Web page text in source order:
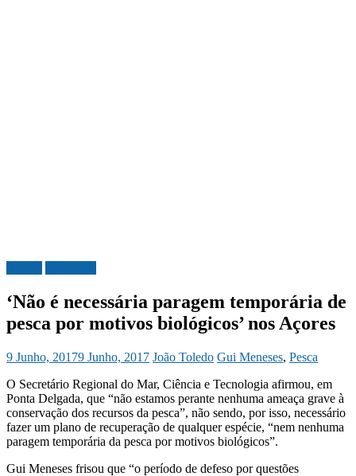
‘Não é necessária paragem temporária de
pesca por motivos biológicos’ nos Açores
9 Junho, 20179 Junho, 2017 João Toledo Gui Meneses, Pesca
O Secretário Regional do Mar, Ciência e Tecnologia afirmou, em
Ponta Delgada, que “não estamos perante nenhuma ameaça grave à
conservação dos recursos da pesca”, não sendo, por isso, necessário
fazer um plano de recuperação de qualquer espécie, “nem nenhuma
paragem temporária da pesca por motivos biológicos”.
Gui Meneses frisou que “o período de defeso por questões